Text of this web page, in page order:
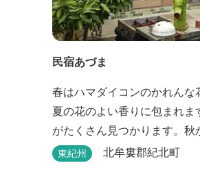
民宿あづま
春はハマダイコンのかれん
夏の花のよい香りに包まれ
がたくさん見つかります。
が食べれます。冬、厳しい寒
東紀州 北牟婁郡紀北町